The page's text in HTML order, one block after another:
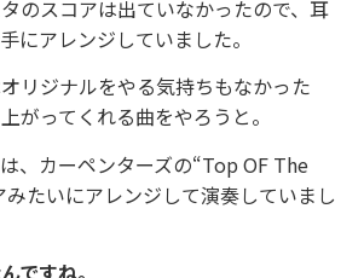
のスコアは出ていなかったので、耳
にアレンジしていました。
リジナルをやる気持ちもなかった
がってくれる曲をやろうと。
、カーペンターズの“Top OF The
たいにアレンジして演奏していまし
ですね。